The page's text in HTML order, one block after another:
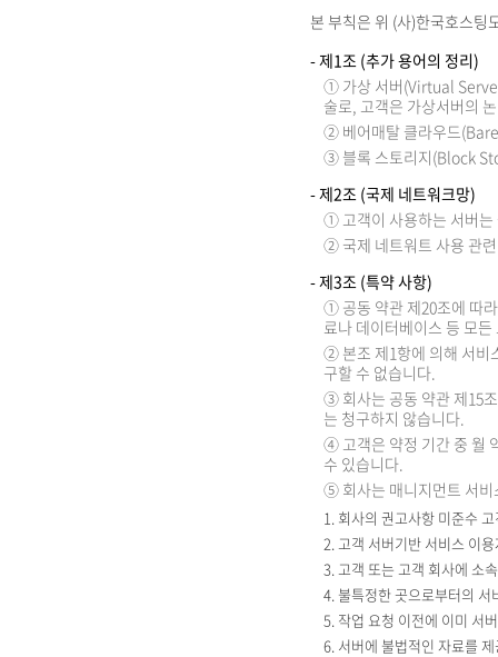
본 부칙은 위 (사)한국호스팅
- 제1조 (추가 용어의 정리)
① 가상 서버(Virtual
술로, 고객은 가상서버의
② 베어매탈 클라우드
③ 블록 스토리지(Block
- 제2조 (국제 네트워크망)
① 고객이 사용하는 서버는
② 국제 네트워트 사용 관
- 제3조 (특약 사항)
① 공동 약관 제20조에 따
료나 데이터베이스 등 모
② 본조 제1항에 의해 서비
구할 수 없습니다.
③ 회사는 공동 약관 제15
는 청구하지 않습니다.
④ 고객은 약정 기간 중 월
수 있습니다.
⑤ 회사는 매니지먼트 서비
1. 회사의 권고사항 미준수
2. 고객 서버기반 서비스 이
3. 고객 또는 고객 회사에 소
4. 불특정한 곳으로부터의
5. 작업 요청 이전에 이미 서
6. 서버에 불법적인 자료를